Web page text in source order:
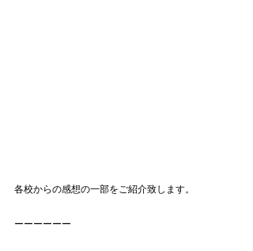
各校からの感想の一部をご紹介致します。
ーーーーーー